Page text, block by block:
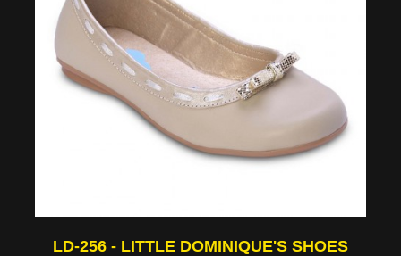
LD-256 - LITTLE DOMINIQUE'S SHOES